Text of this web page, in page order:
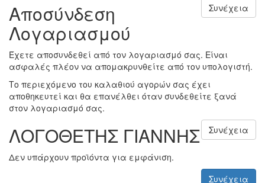
Συνέχεια
Αποσύνδεση
Λογαριασμού
Έχετε αποσυνδεθεί από τον λογαριασμό σας. Είναι
ασφαλές πλέον να απομακρυνθείτε από τον υπολογιστή.
Το περιεχόμενο του καλαθιού αγορών σας έχει
αποθηκευτεί και θα επανέλθει όταν συνδεθείτε ξανά
στον λογαριασμό σας.
Συνέχεια
ΛΟΓΟΘΕΤΗΣ ΓΙΑΝΝΗΣ
Δεν υπάρχουν προϊόντα για εμφάνιση.
Συνέχεια